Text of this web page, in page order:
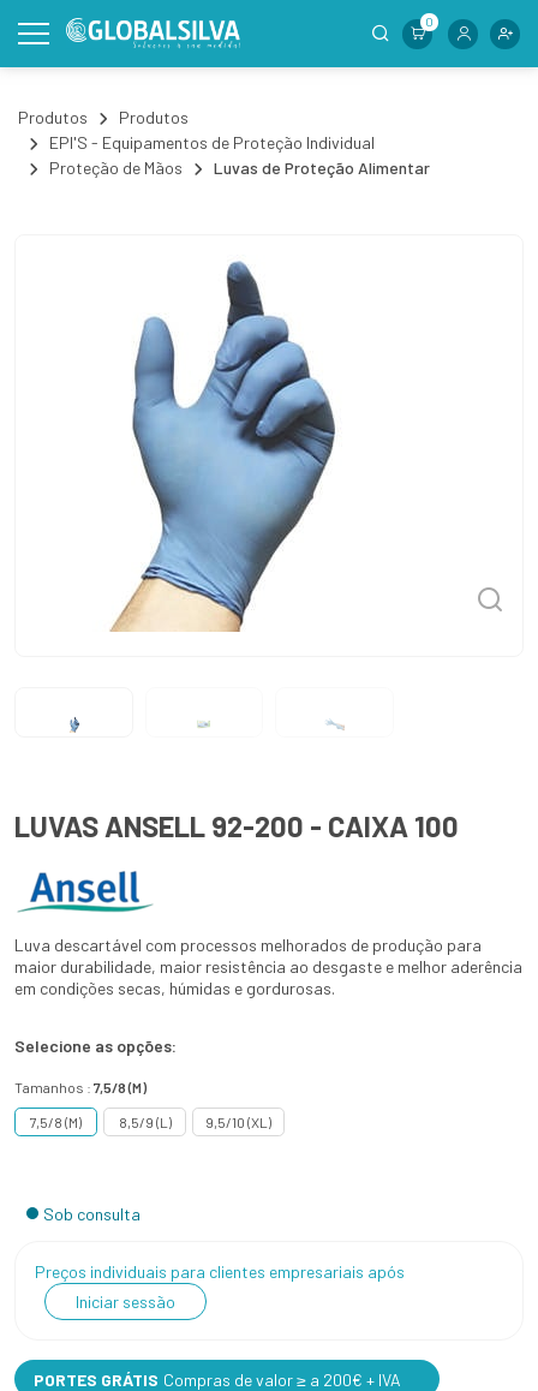
0
Produtos
Produtos
EPI'S - Equipamentos de Proteção Individual
Proteção de Mãos
Luvas de Proteção Alimentar
LUVAS ANSELL 92-200 - CAIXA 100
Luva descartável com processos melhorados de produção para
maior durabilidade, maior resistência ao desgaste e melhor aderência
em condições secas, húmidas e gordurosas.
Selecione as opções:
Tamanhos : 7,5/8 (M)
7,5/8 (M) 8,5/9 (L) 9,5/10 (XL)
Sob consulta
Preços individuais para clientes empresariais após
Iniciar sessão
PORTES GRÁTIS Compras de valor ≥ a 200€ + IVA